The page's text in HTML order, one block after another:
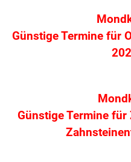
Günstige Termine für
Günstige Termine